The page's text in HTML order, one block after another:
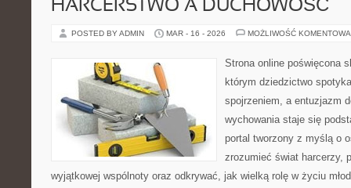
HARCERSTWO A DUCHOWOŚĆ
POSTED BY ADMIN MAR - 16 - 2026 MOŻLIWOŚĆ
Strona online poświęcona
którym dziedzictwo
spojrzeniem, a entuzjazm
wychowania staje się
portal tworzony z myślą o
zrozumieć świat harcerzy,
wyjątkowej wspólnoty oraz odkrywać, jak wielką rolę w życiu